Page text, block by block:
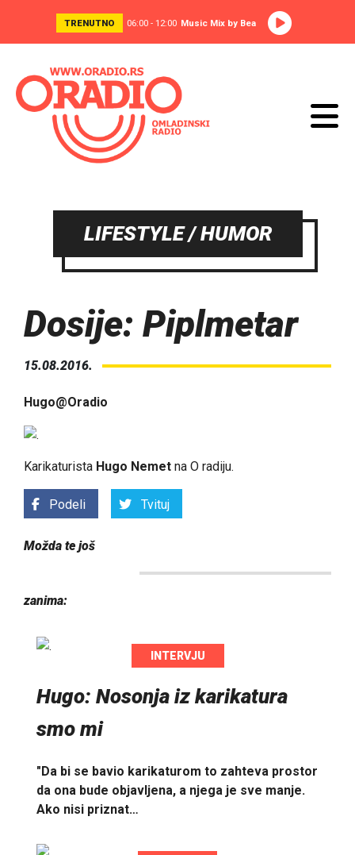
TRENUTNO 06:00 - 12:00 Music Mix by Bea
LIFESTYLE / HUMOR
Dosije: Piplmetar
15.08.2016.
Hugo@Oradio
Karikaturista Hugo Nemet na O radiju.
Podeli Tvituj
Možda te još
zanima:
INTERVJU
Hugo: Nosonja iz karikatura
smo mi
"Da bi se bavio karikaturom to zahteva prostor
da ona bude objavljena, a njega je sve manje.
Ako nisi priznat…